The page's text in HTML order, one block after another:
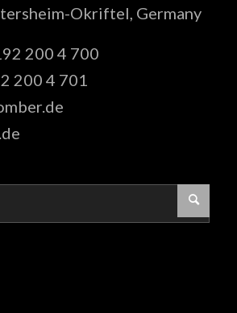
Okriftel, Germany
200 4 700
200 4 701